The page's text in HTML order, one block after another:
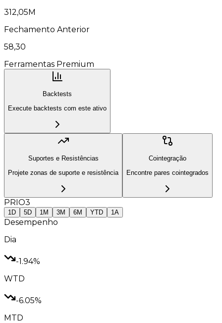
312,05M
Fechamento Anterior
58,30
Ferramentas Premium
Backtests
Execute backtests com este ativo
Suportes e Resistências
Projete zonas de suporte e resistência
Cointegração
Encontre pares cointegrados
PRIO3
1D 5D 1M 3M 6M YTD 1A
Desempenho
Dia
-1.94%
WTD
-6.05%
MTD